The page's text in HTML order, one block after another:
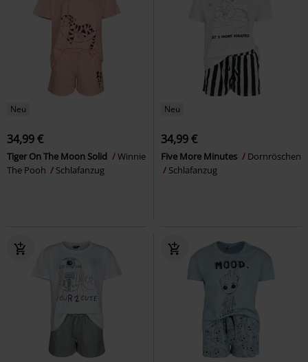
Neu
34,99 €
Tiger On The Moon Solid
Winnie
The Pooh
Schlafanzug
Neu
34,99 €
Five More Minutes
Dornröschen
Schlafanzug